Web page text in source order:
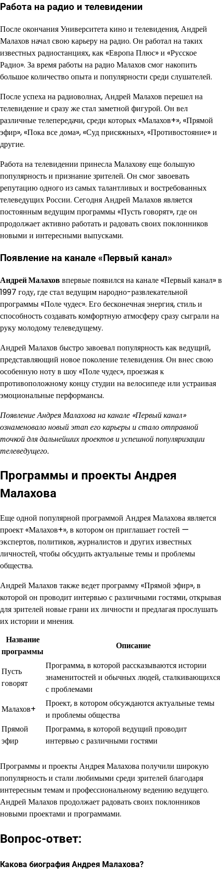
Работа на радио и телевидении
После окончания Университета кино и телевидения, Андрей
Малахов начал свою карьеру на радио. Он работал на таких
известных радиостанциях, как «Европа Плюс» и «Русское
Радио». За время работы на радио Малахов смог накопить
большое количество опыта и популярности среди слушателей.
После успеха на радиоволнах, Андрей Малахов перешел на
телевидение и сразу же стал заметной фигурой. Он вел
различные телепередачи, среди которых «Малахов+», «Прямой
эфир», «Пока все дома», «Суд присяжных», «Противостояние» и
другие.
Работа на телевидении принесла Малахову еще большую
популярность и признание зрителей. Он смог завоевать
репутацию одного из самых талантливых и востребованных
телеведущих России. Сегодня Андрей Малахов является
постоянным ведущим программы «Пусть говорят», где он
продолжает активно работать и радовать своих поклонников
новыми и интересными выпусками.
Появление на канале «Первый канал»
Андрей Малаховвпервые появился на канале «Первый канал» в
1997 году, где стал ведущим народно-развлекательной
программы «Поле чудес». Его бесконечная энергия, стиль и
способность создавать комфортную атмосферу сразу сыграли на
руку молодому телеведущему.
Андрей Малахов быстро завоевал популярность как ведущий,
представляющий новое поколение телевидения. Он внес свою
особенную ноту в шоу «Поле чудес», проезжая к
противоположному концу студии на велосипеде или устраивая
эмоциональные перформансы.
Появление Андрея Малахова на канале «Первый канал»
ознаменовало новый этап его карьеры и стало отправной
точкой для дальнейших проектов и успешной популяризации
телеведущего.
Программы и проекты Андрея
Малахова
Еще одной популярной программой Андрея Малахова является
проект «Малахов+», в котором он приглашает гостей —
экспертов, политиков, журналистов и других известных
личностей, чтобы обсудить актуальные темы и проблемы
общества.
Андрей Малахов также ведет программу «Прямой эфир», в
которой он проводит интервью с различными гостями, открывая
для зрителей новые грани их личности и предлагая прослушать
их истории и мнения.
Название
программы
Описание
Пусть
говорят
Программа, в которой рассказываются истории
знаменитостей и обычных людей, сталкивающихся
с проблемами
Малахов+
Проект, в котором обсуждаются актуальные темы
и проблемы общества
Прямой
эфир
Программа, в которой ведущий проводит
интервью с различными гостями
Программы и проекты Андрея Малахова получили широкую
популярность и стали любимыми среди зрителей благодаря
интересным темам и профессиональному ведению ведущего.
Андрей Малахов продолжает радовать своих поклонников
новыми проектами и программами.
Вопрос-ответ:
Какова биография Андрея Малахова?